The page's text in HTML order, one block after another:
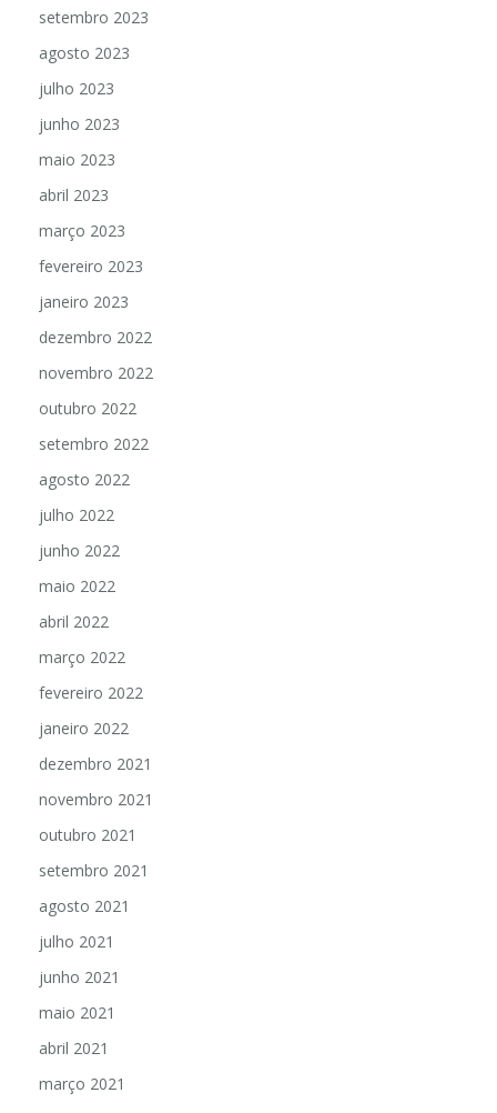
setembro 2023
agosto 2023
julho 2023
junho 2023
maio 2023
abril 2023
março 2023
fevereiro 2023
janeiro 2023
dezembro 2022
novembro 2022
outubro 2022
setembro 2022
agosto 2022
julho 2022
junho 2022
maio 2022
abril 2022
março 2022
fevereiro 2022
janeiro 2022
dezembro 2021
novembro 2021
outubro 2021
setembro 2021
agosto 2021
julho 2021
junho 2021
maio 2021
abril 2021
março 2021